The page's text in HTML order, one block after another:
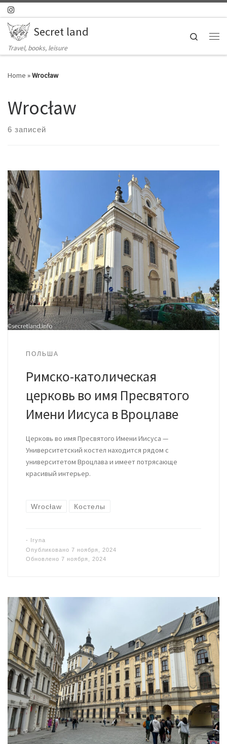
Skip to content
Secret land
Travel, books, leisure
Search
Home »Wrocław
Wrocław
6 записей
ПОЛЬША
Римско-католическая
церковь во имя Пресвятого
Имени Иисуса в Вроцлаве
Церковь во имя Пресвятого Имени Иисуса —
Университетский костел находится рядом с
университетом Вроцлава и имеет потрясающе
красивый интерьер.
Wrocław Костелы
- Iryna
Опубликовано 7 ноября, 2024
Обновлено 7 ноября, 2024